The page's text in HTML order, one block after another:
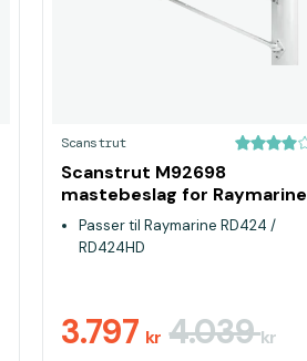
Scanstrut
Scanstrut M92698
mastebeslag for Raymarine
RD424 / RD424HD
Passer til Raymarine RD424 /
RD424HD
3.797 kr 4.039kr